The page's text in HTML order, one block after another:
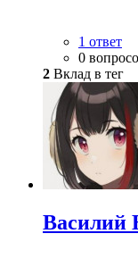
1 ответ
0
2 Вклад в тег
Василий